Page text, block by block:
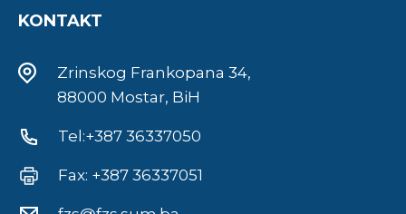
KONTAKT
Zrinskog Frankopana 34,
88000 Mostar, BiH
Tel:+387 36337050
Fax: +387 36337051